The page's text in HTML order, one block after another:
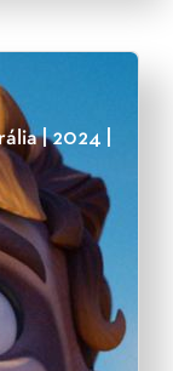
| 2024 |